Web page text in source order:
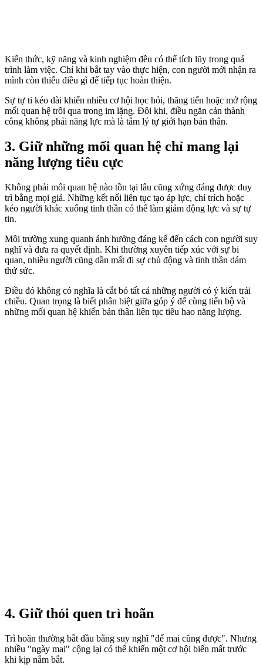
Kiến thức, kỹ năng và kinh nghiệm đều có thể tích lũy trong quá
trình làm việc. Chỉ khi bắt tay vào thực hiện, con người mới nhận ra
mình còn thiếu điều gì để tiếp tục hoàn thiện.
Sự tự ti kéo dài khiến nhiều cơ hội học hỏi, thăng tiến hoặc mở rộng
mối quan hệ trôi qua trong im lặng. Đôi khi, điều ngăn cản thành
công không phải năng lực mà là tâm lý tự giới hạn bản thân.
3. Giữ những mối quan hệ chỉ mang lại
năng lượng tiêu cực
Không phải mối quan hệ nào tồn tại lâu cũng xứng đáng được duy
trì bằng mọi giá. Những kết nối liên tục tạo áp lực, chỉ trích hoặc
kéo người khác xuống tinh thần có thể làm giảm động lực và sự tự
tin.
Môi trường xung quanh ảnh hưởng đáng kể đến cách con người suy
nghĩ và đưa ra quyết định. Khi thường xuyên tiếp xúc với sự bi
quan, nhiều người cũng dần mất đi sự chủ động và tinh thần dám
thử sức.
Điều đó không có nghĩa là cắt bỏ tất cả những người có ý kiến trái
chiều. Quan trọng là biết phân biệt giữa góp ý để cùng tiến bộ và
những mối quan hệ khiến bản thân liên tục tiêu hao năng lượng.
4. Giữ thói quen trì hoãn
Trì hoãn thường bắt đầu bằng suy nghĩ "để mai cũng được". Nhưng
nhiều "ngày mai" cộng lại có thể khiến một cơ hội biến mất trước
khi kịp nắm bắt.